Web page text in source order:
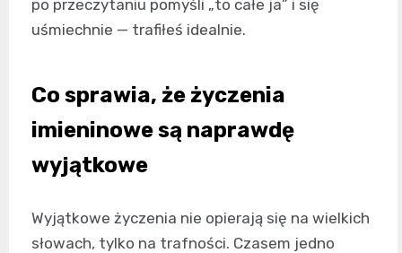
po przeczytaniu pomyśli „to całe ja” i się
uśmiechnie — trafiłeś idealnie.
Co sprawia, że życzenia
imieninowe są naprawdę
wyjątkowe
Wyjątkowe życzenia nie opierają się na wielkich
słowach, tylko na trafności. Czasem jedno